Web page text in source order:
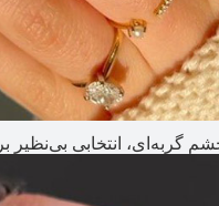
گربه‌‌ای، انتخابی بی‌نظیر